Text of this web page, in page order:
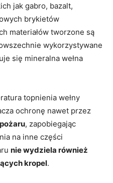
jak gabro, bazalt,
brykietów
materiałów tworzone są
wykorzystywane
się mineralna wełna
topnienia wełny
ochronę nawet przez
, zapobiegając
na inne części
nie wydziela również
kropel.